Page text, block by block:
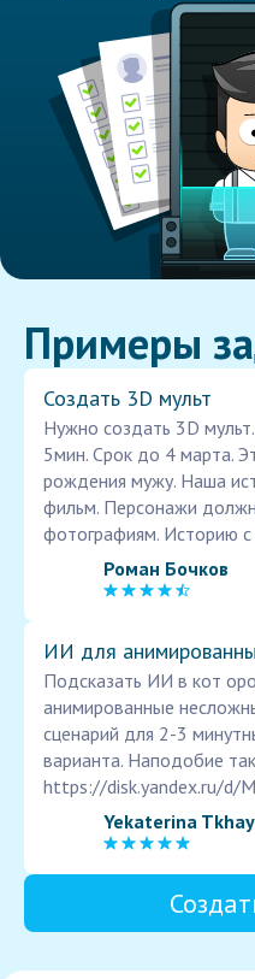
Примеры
Создать 3D мульт
Нужно создать 3D
5мин. Срок до 4 марта.
рождения мужу. Наша
фильм. Персонажи
фотографиям. Историю
Роман Бочков
ИИ для
Подсказать ИИ в кот
анимированные
сценарий для 2-3
варианта. Наподобие
https://disk.yandex.ru/d/
Yekaterina Tkhay